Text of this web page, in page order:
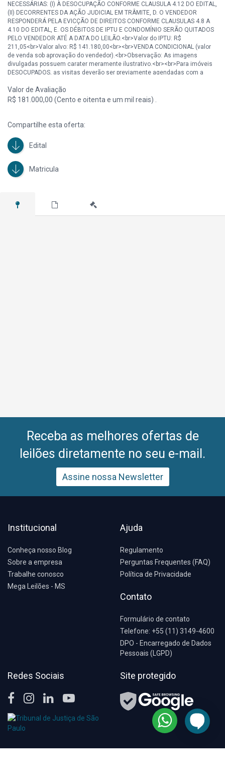
NECESSÁRIAS: (I) À DESOCUPAÇÃO CONFORME CLAUSULA 4.12 DO EDITAL,
(II) DECORRENTES DA AÇÃO JUDICIAL EM TRÂMITE, D. O VENDEDOR
RESPONDERÁ PELA EVICÇÃO DE DIREITOS CONFORME CLAUSULAS 4.8 A
4.10 DO EDITAL, E. OS DÉBITOS DE IPTU E CONDOMÍNIO SERÃO QUITADOS
PELO VENDEDOR ATÉ A DATA DO LEILÃO.<br>Valor do IPTU: R$
211,05<br>Valor alvo: R$ 141.180,00<br><br>VENDA CONDICIONAL (valor
de venda sob aprovação do vendedor).<br>Observação: As imagens
divulgadas possuem carater meramente ilustrativo.<br><br>Para imóveis
DESOCUPADOS, as visitas deverão ser previamente agendadas com a
Valor de Avaliação
R$ 181.000,00 (Cento e oitenta e um mil reais) .
Compartilhe esta oferta:
Edital
Matricula
Receba as melhores ofertas de
leilões diretamente no seu e-mail.
Assine nossa Newsletter
Institucional
Conheça nosso Blog
Sobre a empresa
Trabalhe conosco
Mega Leilões - MS
Ajuda
Regulamento
Perguntas Frequentes (FAQ)
Política de Privacidade
Contato
Formulário de contato
Telefone: +55 (11) 3149-4600
DPO - Encarregado de Dados
Pessoais (LGPD)
Redes Sociais Site protegido